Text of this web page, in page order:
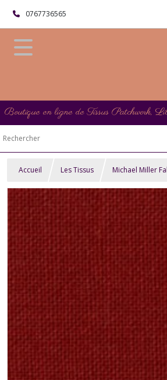
0767736565
Boutique en ligne de Tissus Patchwork,
Accueil Les Tissus Michael Miller